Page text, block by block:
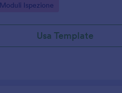
delle risposte e raccolta dati in
Go to Category:
Moduli Ispezione
Usa Template